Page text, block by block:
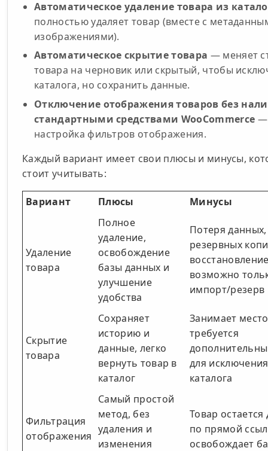
Автоматическое удаление товара из
полностью удаляет товар (вместе с
изображениями).
Автоматическое скрытие товара — меняет
товара на черновик или скрытый, чтобы
каталога, но сохранить данные.
Отключение отображения товаров без
стандартными средствами WooCommerce —
настройка фильтров отображения.
Каждый вариант имеет свои плюсы и минусы,
стоит учитывать:
Вариант Плюсы Минусы
Удаление
товара
Полное
удаление,
освобождение
базы данных и
улучшение
удобства
Потеря данных,
резервных
возможно
импорт/резерв
Скрытие
товара
Сохраняет
историю и
данные, легко
вернуть товар в
каталог
Занимает
требуется
для
каталога
Фильтрация
отображения
Самый простой
метод, без
удаления и
изменения
Товар остается
по прямой
освобождает